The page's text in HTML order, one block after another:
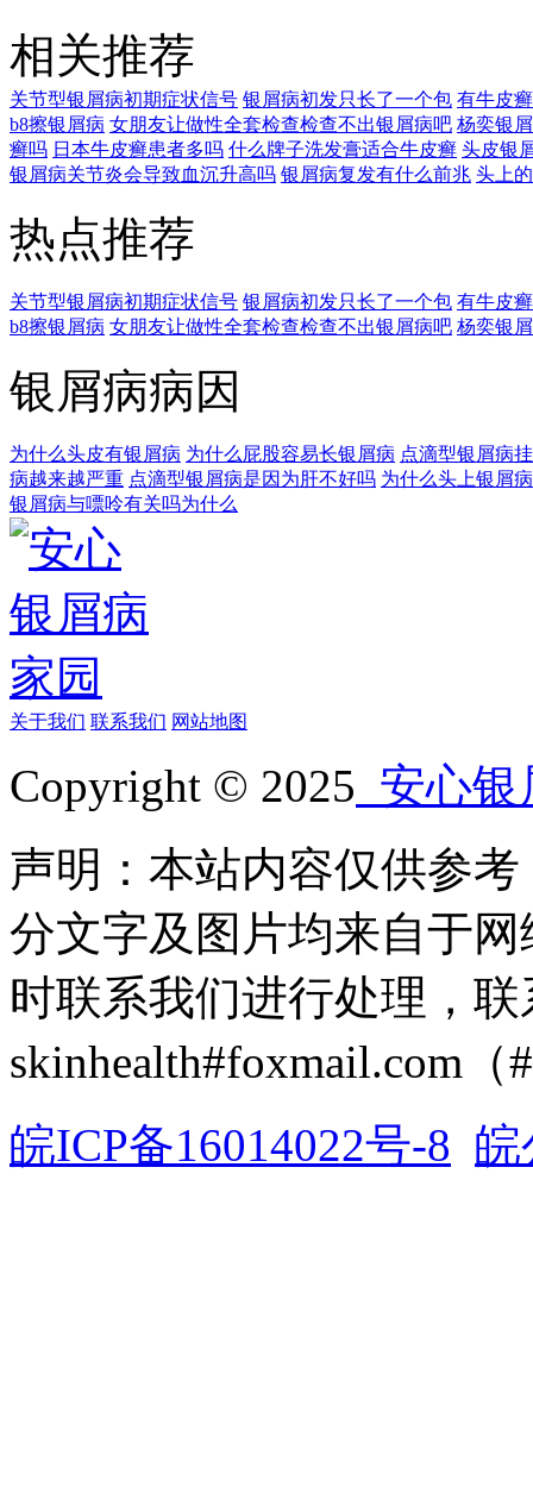
相关推荐
关节型银屑病初期症状信号 银屑病初发只长了一个包 有牛皮
b8擦银屑病 女朋友让做性全套检查检查不出银屑病吧 杨奕银
癣吗 日本牛皮癣患者多吗 什么牌子洗发膏适合牛皮癣 头皮银
银屑病关节炎会导致血沉升高吗 银屑病复发有什么前兆 头上
热点推荐
关节型银屑病初期症状信号 银屑病初发只长了一个包 有牛皮
b8擦银屑病 女朋友让做性全套检查检查不出银屑病吧 杨奕银
银屑病病因
为什么头皮有银屑病 为什么屁股容易长银屑病 点滴型银屑病
病越来越严重 点滴型银屑病是因为肝不好吗 为什么头上银屑
银屑病与嘌呤有关吗为什么
关于我们 联系我们 网站地图
Copyright © 2025 安心银
声明：本站内容仅供参
分文字及图片均来自于
时联系我们进行处理，
skinhealth#foxmail.com（
皖ICP备16014022号-8 皖